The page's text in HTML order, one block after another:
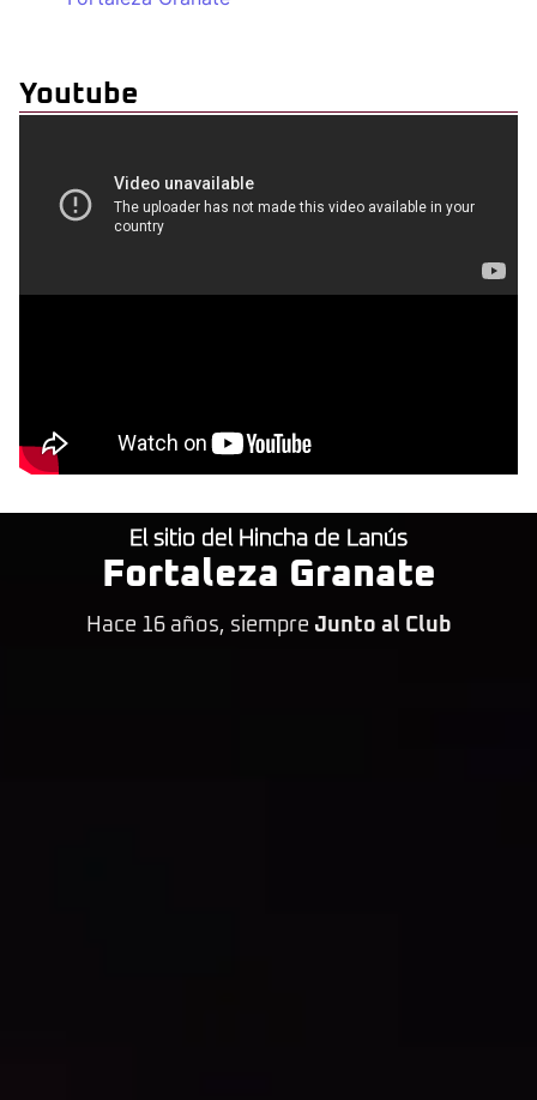
Youtube
El sitio del Hincha de Lanús
Fortaleza Granate
Hace 16 años, siempre Junto al Club